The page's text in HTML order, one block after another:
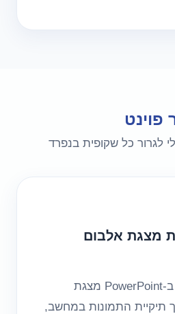
כל שקופית בנפרד
אלבום
אפשר ליצור בקלות ב-PowerPoint מצגת
התמונות במחשב,